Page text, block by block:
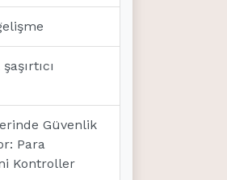
Güvenlik
Para
Kontroller